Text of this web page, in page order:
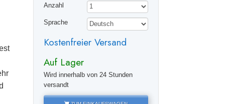
Lösungen für eine gefährliche Umwelt
Beistände für Krankheiten und
Die Ehe
Anzahl
Sprache
Kostenfreier Versand
Auf Lager
Wird innerhalb von 24 Stunden
versandt